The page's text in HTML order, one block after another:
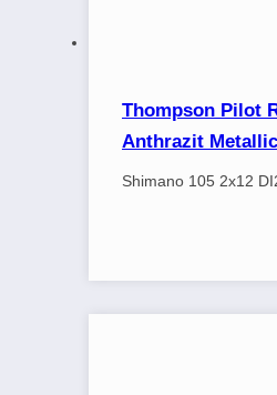
Thompson Pilot
Anthrazit
Shimano 105 2x12